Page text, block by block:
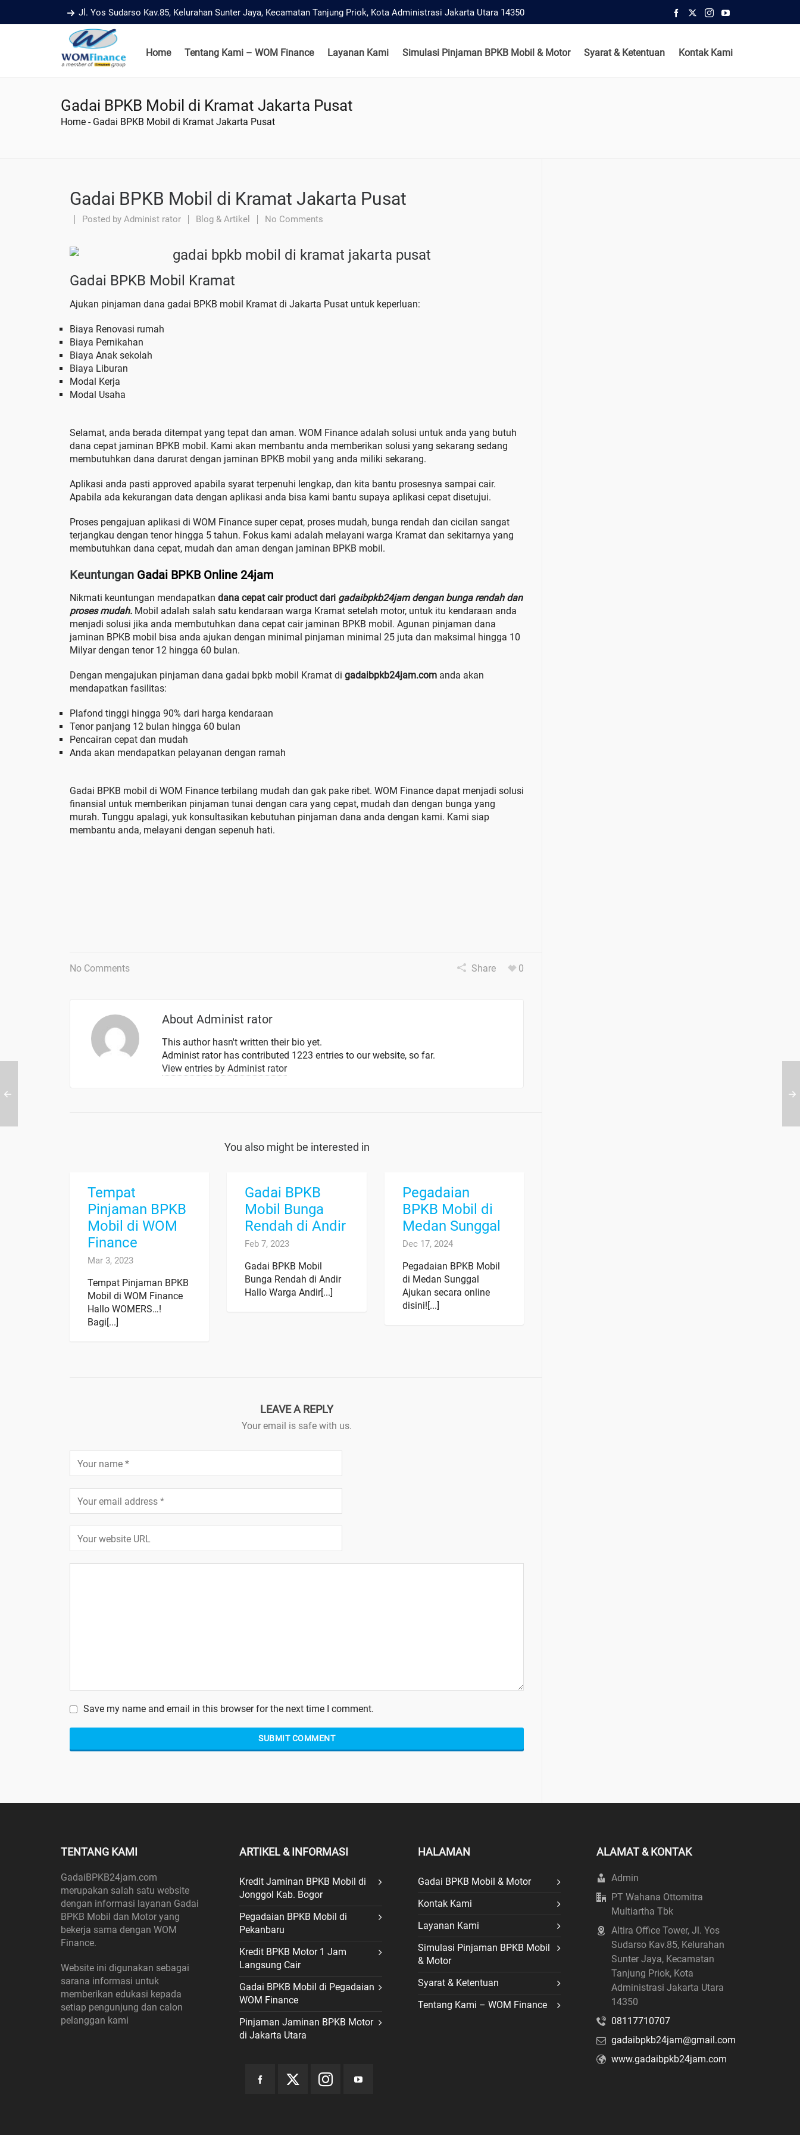
Jl. Yos Sudarso Kav.85, Kelurahan Sunter Jaya, Kecamatan Tanjung Priok, Kota Administrasi Jakarta Utara 14350
Home Tentang Kami – WOM Finance Layanan Kami Simulasi Pinjaman BPKB Mobil & Motor Syarat & Ketentuan Kontak Kami
Gadai BPKB Mobil di Kramat Jakarta Pusat
Home - Gadai BPKB Mobil di Kramat Jakarta Pusat
Gadai BPKB Mobil di Kramat Jakarta Pusat
Posted by Administ rator Blog & Artikel No Comments
Gadai BPKB Mobil Kramat
Ajukan pinjaman dana gadai BPKB mobil Kramat di Jakarta Pusat untuk keperluan:
Biaya Renovasi rumah
Biaya Pernikahan
Biaya Anak sekolah
Biaya Liburan
Modal Kerja
Modal Usaha
Selamat, anda berada ditempat yang tepat dan aman. WOM Finance adalah solusi untuk anda yang butuh
dana cepat jaminan BPKB mobil. Kami akan membantu anda memberikan solusi yang sekarang sedang
membutuhkan dana darurat dengan jaminan BPKB mobil yang anda miliki sekarang.
Aplikasi anda pasti approved apabila syarat terpenuhi lengkap, dan kita bantu prosesnya sampai cair.
Apabila ada kekurangan data dengan aplikasi anda bisa kami bantu supaya aplikasi cepat disetujui.
Proses pengajuan aplikasi di WOM Finance super cepat, proses mudah, bunga rendah dan cicilan sangat
terjangkau dengan tenor hingga 5 tahun. Fokus kami adalah melayani warga Kramat dan sekitarnya yang
membutuhkan dana cepat, mudah dan aman dengan jaminan BPKB mobil.
Keuntungan Gadai BPKB Online 24jam
Nikmati keuntungan mendapatkan dana cepat cair product dari gadaibpkb24jam dengan bunga rendah dan
proses mudah. Mobil adalah salah satu kendaraan warga Kramat setelah motor, untuk itu kendaraan anda
menjadi solusi jika anda membutuhkan dana cepat cair jaminan BPKB mobil. Agunan pinjaman dana
jaminan BPKB mobil bisa anda ajukan dengan minimal pinjaman minimal 25 juta dan maksimal hingga 10
Milyar dengan tenor 12 hingga 60 bulan.
Dengan mengajukan pinjaman dana gadai bpkb mobil Kramat di gadaibpkb24jam.com anda akan
mendapatkan fasilitas:
Plafond tinggi hingga 90% dari harga kendaraan
Tenor panjang 12 bulan hingga 60 bulan
Pencairan cepat dan mudah
Anda akan mendapatkan pelayanan dengan ramah
Gadai BPKB mobil di WOM Finance terbilang mudah dan gak pake ribet. WOM Finance dapat menjadi solusi
finansial untuk memberikan pinjaman tunai dengan cara yang cepat, mudah dan dengan bunga yang
murah. Tunggu apalagi, yuk konsultasikan kebutuhan pinjaman dana anda dengan kami. Kami siap
membantu anda, melayani dengan sepenuh hati.
No Comments Share 0
About Administ rator
This author hasn't written their bio yet.
Administ ratorhas contributed 1223 entries to our website, so far.
View entries by Administ rator
You also might be interested in
Tempat
Pinjaman BPKB
Mobil di WOM
Finance
Mar 3, 2023
Tempat Pinjaman BPKB
Mobil di WOM Finance
Hallo WOMERS…!
Bagi[...]
Gadai BPKB
Mobil Bunga
Rendah di Andir
Feb 7, 2023
Gadai BPKB Mobil
Bunga Rendah di Andir
Hallo Warga Andir[...]
Pegadaian
BPKB Mobil di
Medan Sunggal
Dec 17, 2024
Pegadaian BPKB Mobil
di Medan Sunggal
Ajukan secara online
disini![...]
LEAVE A REPLY
Your email is safe with us.
Save my name and email in this browser for the next time I comment.
TENTANG KAMI
GadaiBPKB24jam.com
merupakan salah satu website
dengan informasi layanan Gadai
BPKB Mobil dan Motor yang
bekerja sama dengan WOM
Finance.
Website ini digunakan sebagai
sarana informasi untuk
memberikan edukasi kepada
setiap pengunjung dan calon
pelanggan kami
ARTIKEL & INFORMASI
Kredit Jaminan BPKB Mobil di
Jonggol Kab. Bogor
Pegadaian BPKB Mobil di
Pekanbaru
Kredit BPKB Motor 1 Jam
Langsung Cair
Gadai BPKB Mobil di Pegadaian
WOM Finance
Pinjaman Jaminan BPKB Motor
di Jakarta Utara
HALAMAN
Gadai BPKB Mobil & Motor
Kontak Kami
Layanan Kami
Simulasi Pinjaman BPKB Mobil
& Motor
Syarat & Ketentuan
Tentang Kami – WOM Finance
ALAMAT & KONTAK
Admin
PT Wahana Ottomitra
Multiartha Tbk
Altira Office Tower, Jl. Yos
Sudarso Kav.85, Kelurahan
Sunter Jaya, Kecamatan
Tanjung Priok, Kota
Administrasi Jakarta Utara
14350
08117710707
gadaibpkb24jam@gmail.com
www.gadaibpkb24jam.com